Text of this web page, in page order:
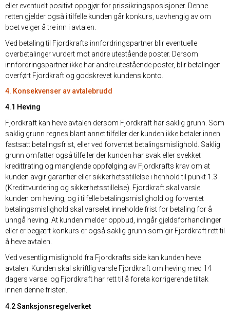
eller eventuelt positivt oppgjør for prissikringsposisjoner. Denne
retten gjelder også i tilfelle kunden går konkurs, uavhengig av om
boet velger å tre inn i avtalen.
Ved betaling til Fjordkrafts innfordringspartner blir eventuelle
overbetalinger vurdert mot andre utestående poster. Dersom
innfordringspartner ikke har andre utestående poster, blir betalingen
overført Fjordkraft og godskrevet kundens konto.
4. Konsekvenser av avtalebrudd
4.1 Heving
Fjordkraft kan heve avtalen dersom Fjordkraft har saklig grunn. Som
saklig grunn regnes blant annet tilfeller der kunden ikke betaler innen
fastsatt betalingsfrist, eller ved forventet betalingsmislighold. Saklig
grunn omfatter også tilfeller der kunden har svak eller svekket
kredittrating og manglende oppfølging av Fjordkrafts krav om at
kunden avgir garantier eller sikkerhetsstillelse i henhold til punkt 1.3
(Kredittvurdering og sikkerhetsstillelse). Fjordkraft skal varsle
kunden om heving, og i tilfelle betalingsmislighold og forventet
betalingsmislighold skal varselet inneholde frist for betaling for å
unngå heving. At kunden melder oppbud, inngår gjeldsforhandlinger
eller er begjært konkurs er også saklig grunn som gir Fjordkraft rett til
å heve avtalen.
Ved vesentlig mislighold fra Fjordkrafts side kan kunden heve
avtalen. Kunden skal skriftlig varsle Fjordkraft om heving med 14
dagers varsel og Fjordkraft har rett til å foreta korrigerende tiltak
innen denne fristen.
4.2 Sanksjonsregelverket